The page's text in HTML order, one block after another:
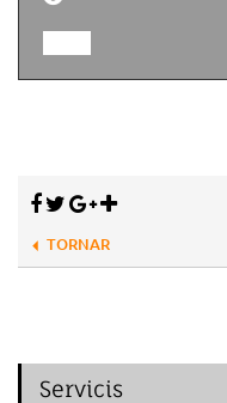
TORNAR
Servicis